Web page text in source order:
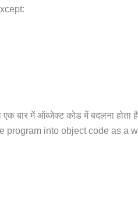
एक बार में ऑब्जेक्ट कोड में बदलना होता
program into object code as a